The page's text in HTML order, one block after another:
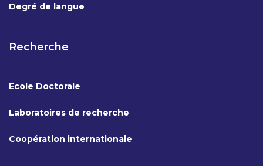
Degré de langue
Recherche
Ecole Doctorale
Laboratoires de recherche
Coopération internationale